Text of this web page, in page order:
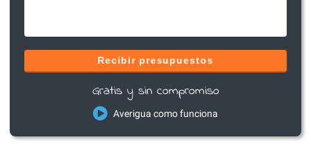
Recibir presupuestos
Gratis y sin compromiso
Averigua como funciona